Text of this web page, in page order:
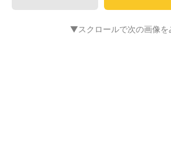
▼スクロールで次の画像